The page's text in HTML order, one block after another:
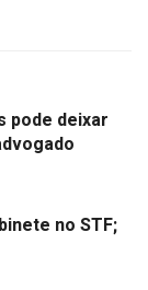
pode deixar
no STF;